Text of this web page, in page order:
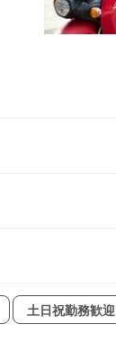
土日祝勤務歓迎